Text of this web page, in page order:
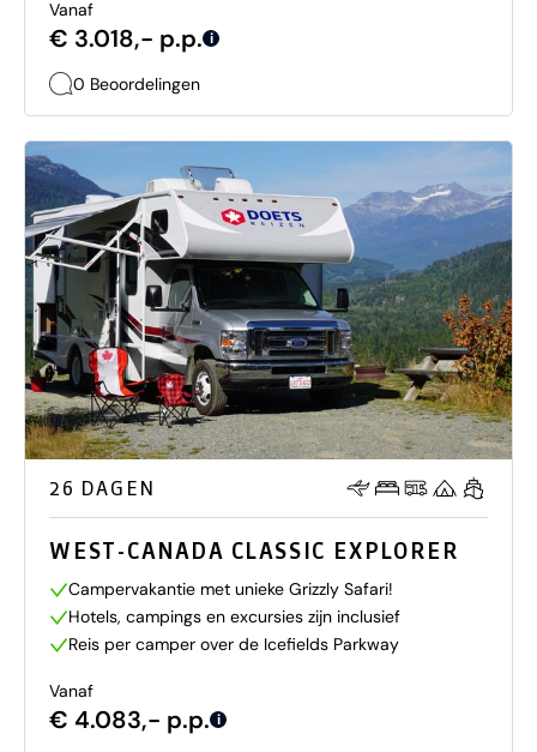
Vanaf
€ 3.018,- p.p. i
0 Beoordelingen
26 DAGEN
WEST-CANADA CLASSIC EXPLORER
Campervakantie met unieke Grizzly Safari!
Hotels, campings en excursies zijn inclusief
Reis per camper over de Icefields Parkway
Vanaf
€ 4.083,- p.p. i